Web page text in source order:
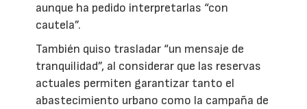
aunque ha pedido interpretarlas “con
cautela”.
También quiso trasladar “un mensaje de
tranquilidad”, al considerar que las reservas
actuales permiten garantizar tanto el
abastecimiento urbano como la campaña de